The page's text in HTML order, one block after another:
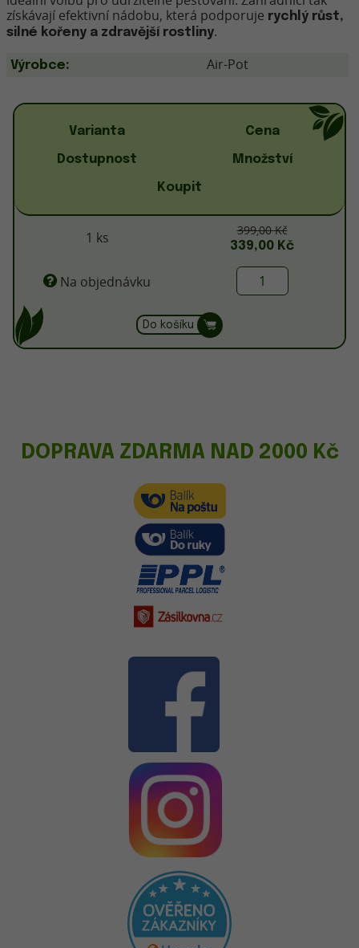
získávají efektivní nádobu, která podporuje rychlý růst,
silné kořeny a zdravější rostliny.
Výrobce: Air-Pot
Varianta Cena
Dostupnost Množství
Koupit
1 ks 399,00 Kč
339,00 Kč
Na objednávku
Do košíku
DOPRAVA ZDARMA NAD 2000 Kč